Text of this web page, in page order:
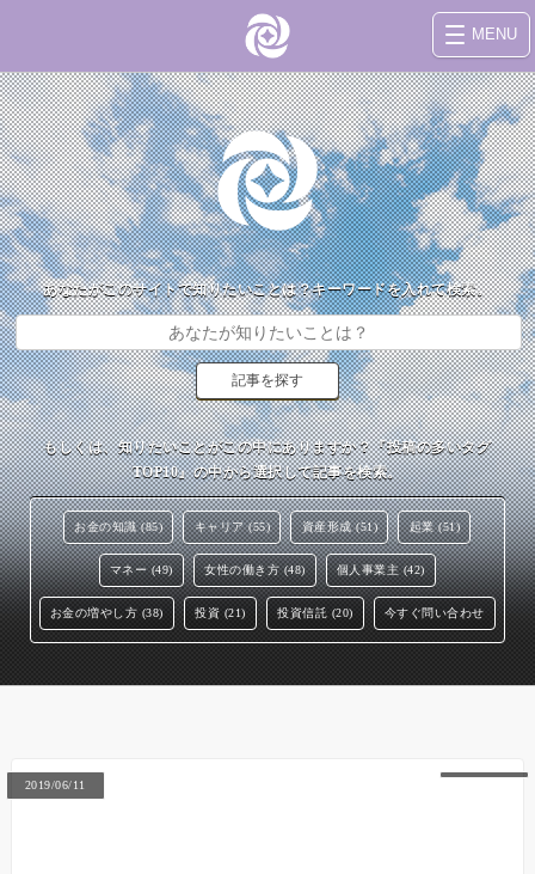
MENU
あなたがこのサイトで知りたいことは？キーワードを入れて検索。
もしくは、知りたいことがこの中にありますか？『投稿の多いタグ
TOP10』の中から選択して記事を検索。
お金の知識 (85) キャリア (55) 資産形成 (51) 起業 (51)
マネー (49) 女性の働き方 (48) 個人事業主 (42)
お金の増やし方 (38) 投資 (21) 投資信託 (20) 今すぐ問い合わせ
2019/06/11